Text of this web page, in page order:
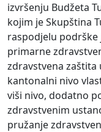
izvršenju Budžeta
kojim je Skupština
raspodjelu
primarne
zdravstvena zaštita
kantonalni nivo
viši nivo, dodatno
zdravstvenim
pružanje